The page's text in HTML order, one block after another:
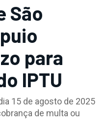
São
para
IPTU
15 de agosto de 2025
de multa ou